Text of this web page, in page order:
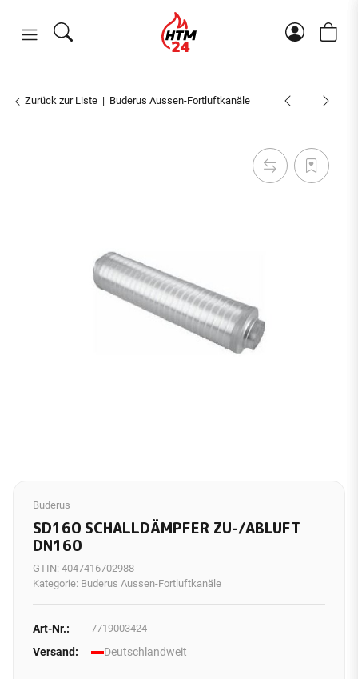
Zurück zur Liste Buderus Aussen-Fortluftkanäle
Buderus
SD160 SCHALLDÄMPFER ZU-/ABLUFT
DN160
GTIN: 4047416702988
Kategorie: Buderus Aussen-Fortluftkanäle
Art-Nr.: 7719003424
Versand: Deutschlandweit